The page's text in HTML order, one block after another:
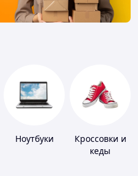
Ноутбуки
Кроссовки и
кеды